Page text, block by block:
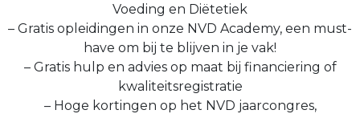
Voeding en Diëtetiek
– Gratis opleidingen in onze NVD Academy, een must-
have om bij te blijven in je vak!
– Gratis hulp en advies op maat bij financiering of
kwaliteitsregistratie
– Hoge kortingen op het NVD jaarcongres,